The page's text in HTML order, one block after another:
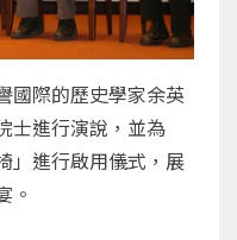
國際的歷史學家余英
士進行演說，並為
」進行啟用儀式，展
。